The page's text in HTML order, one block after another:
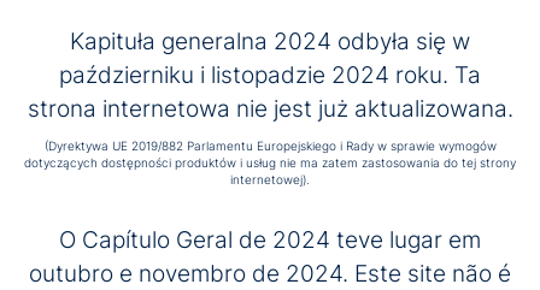
müssen all das stärken, was uns anders und
einzigartig macht: Pastoral, Bioethik und
charismatisches Management.
Es wäre gut, Krisensituationen kollektiv anzugehen
und präventiv zu handeln.
Wir möchten die Entwicklung und Anerkennung von
Berufen in Krankenhäusern fördern, um dem Werk
unterschiedliche Weise.
Wir möchten kollaborative Führungsqualitäten
Kapituła generalna 2024 odbyła się w
październiku i listopadzie 2024 roku. Ta
strona internetowa nie jest już aktualizowana.
(Dyrektywa UE 2019/882 Parlamentu Europejskiego i Rady w sprawie wymogów
dotyczących dostępności produktów i usług nie ma zatem zastosowania do tej strony
internetowej).
O Capítulo Geral de 2024 teve lugar em
outubro e novembro de 2024. Este site não é